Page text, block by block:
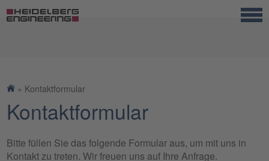
Startseite
» Kontaktformular
Kontaktformular
Bitte füllen Sie das folgende Formular aus, um mit uns in
Kontakt zu treten. Wir freuen uns auf Ihre Anfrage.